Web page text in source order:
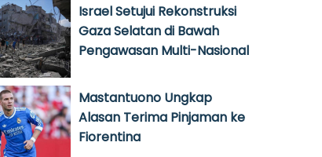
Israel Setujui Rekonstruksi
Gaza Selatan di Bawah
Pengawasan Multi-Nasional
Mastantuono Ungkap
Alasan Terima Pinjaman ke
Fiorentina